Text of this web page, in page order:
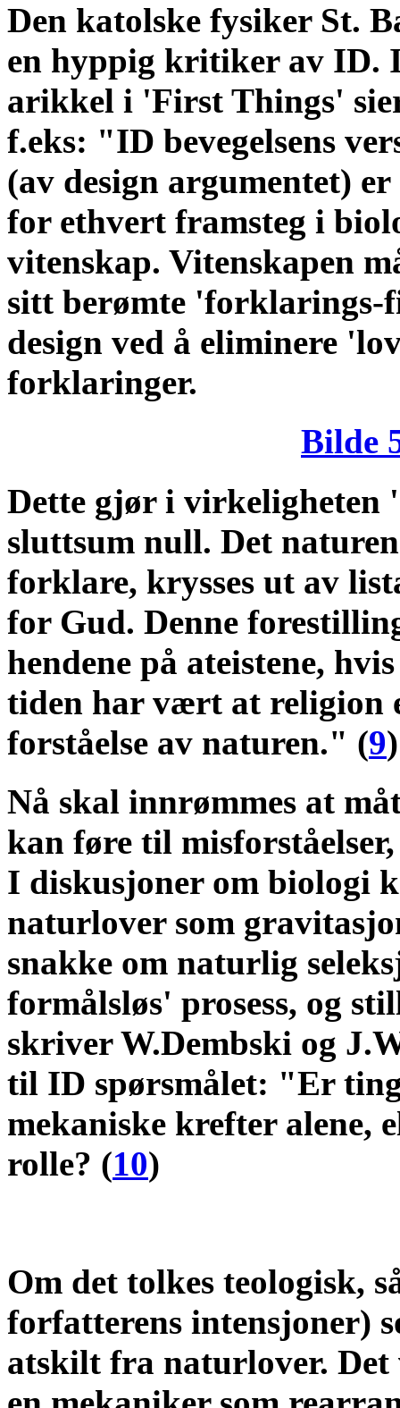
Den katolske fysiker St.
en hyppig kritiker av ID.
arikkel i 'First Things'
f.eks: "ID bevegelsens
(av design argumentet) er
for ethvert framsteg i
vitenskap. Vitenskapen
sitt berømte 'forklarings-
design ved å eliminere
forklaringer.
Bilde
Dette gjør i virkeligheten
sluttsum null. Det
forklare, krysses ut av
for Gud. Denne
hendene på ateistene,
tiden har vært at religion
forståelse av naturen." (9)
Nå skal innrømmes at
kan føre til
I diskusjoner om biologi
naturlover som
snakke om naturlig
formålsløs' prosess, og
skriver W.Dembski og
til ID spørsmålet: "Er
mekaniske krefter alene,
rolle? (10)
Om det tolkes teologisk,
forfatterens intensjoner)
atskilt fra naturlover.